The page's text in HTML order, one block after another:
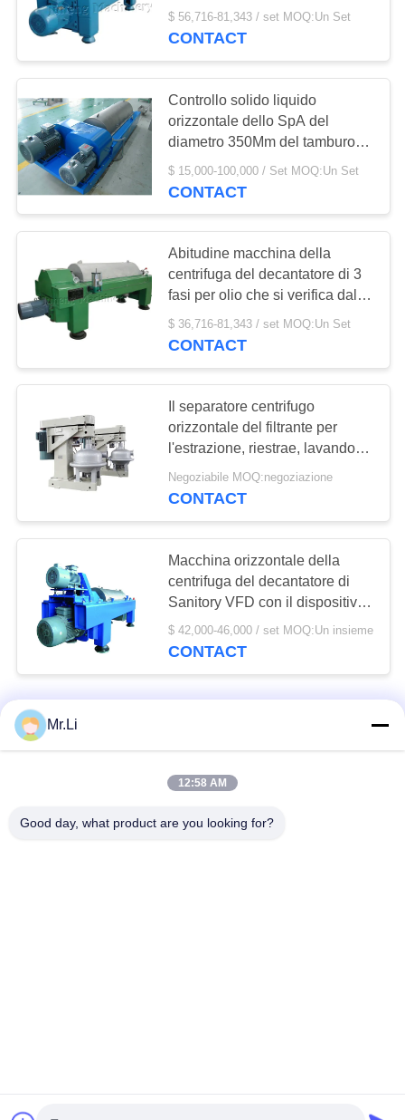
centrifuga del decantatore di
colore
$ 56,716-81,343 / set MOQ:Un Set
CONTACT
Controllo solido liquido
orizzontale dello SpA del
diametro 350Mm del tamburo
della centrifuga di separazione
$ 15,000-100,000 / Set MOQ:Un Set
CONTACT
Abitudine macchina della
centrifuga del decantatore di 3
fasi per olio che si verifica dal
tessuto adiposo
$ 36,716-81,343 / set MOQ:Un Set
CONTACT
Il separatore centrifugo
orizzontale del filtrante per
l'estrazione, riestrae, lavando
l'estratto
Negoziabile MOQ:negoziazione
CONTACT
Macchina orizzontale della
centrifuga del decantatore di
Sanitory VFD con il dispositivo
di spruzzatura 3600r/Min
$ 42,000-46,000 / set MOQ:Un insieme
CONTACT
Mr.Li
12:58 AM
Good day, what product are you looking for?